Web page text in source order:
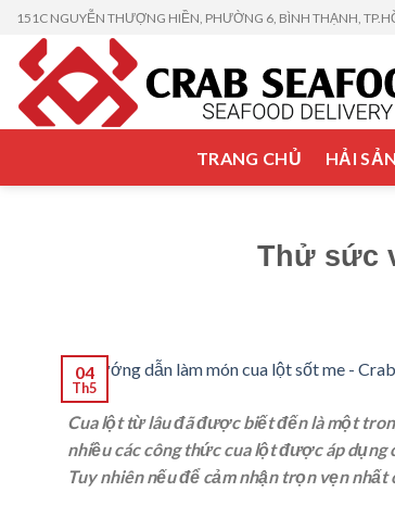
Skip
content
151C NGUYỄN THƯỢNG HIỀN, PHƯỜNG 6, BÌNH THẠNH,
TRANG CHỦ HẢI
Thử sức
04
Th5
Cua lột từ lâu đã được biết đến là một
nhiều các công thức cua lột được áp dụng
Tuy nhiên nếu để cảm nhận trọn vẹn